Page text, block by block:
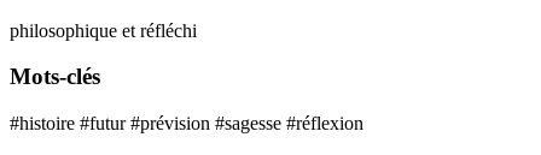
philosophique et réfléchi
Mots-clés
#histoire #futur#prévision #sagesse #réflexion